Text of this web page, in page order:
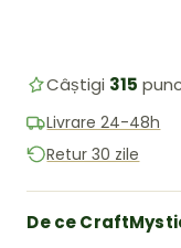
galeriei
vizualizarea galeriei
7 în
Încărcați
Câștigi 315
Livrare 24-48h
Retur 30 zile
De ce